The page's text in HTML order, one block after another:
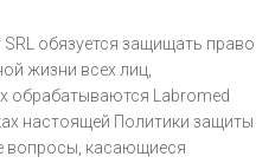
обязуется защищать право
жизни всех лиц,
обрабатываются Labromed
настоящей Политики защиты
вопросы, касающиеся